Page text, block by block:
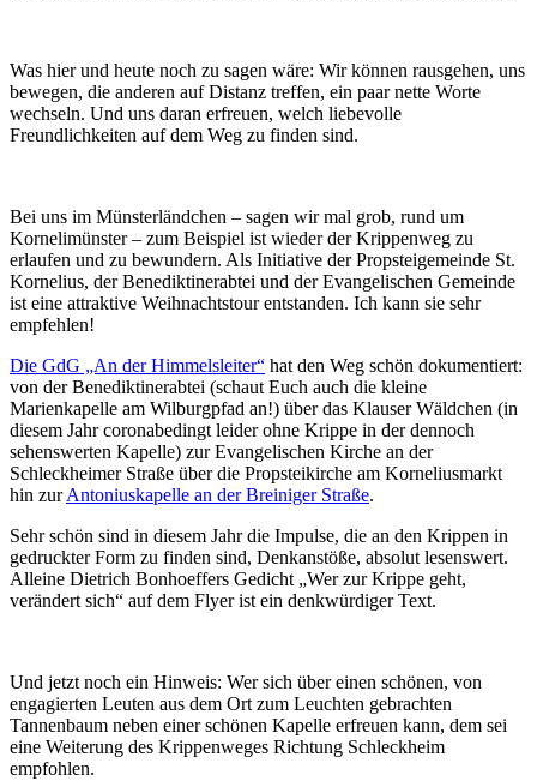
Was hier und heute noch zu sagen wäre: Wir können rausgehen, uns
bewegen, die anderen auf Distanz treffen, ein paar nette Worte
wechseln. Und uns daran erfreuen, welch liebevolle
Freundlichkeiten auf dem Weg zu finden sind.
Bei uns im Münsterländchen – sagen wir mal grob, rund um
Kornelimünster – zum Beispiel ist wieder der Krippenweg zu
erlaufen und zu bewundern. Als Initiative der Propsteigemeinde St.
Kornelius, der Benediktinerabtei und der Evangelischen Gemeinde
ist eine attraktive Weihnachtstour entstanden. Ich kann sie sehr
empfehlen!
Die GdG „An der Himmelsleiter“ hat den Weg schön dokumentiert:
von der Benediktinerabtei (schaut Euch auch die kleine
Marienkapelle am Wilburgpfad an!) über das Klauser Wäldchen (in
diesem Jahr coronabedingt leider ohne Krippe in der dennoch
sehenswerten Kapelle) zur Evangelischen Kirche an der
Schleckheimer Straße über die Propsteikirche am Korneliusmarkt
hin zurAntoniuskapelle an der Breiniger Straße.
Sehr schön sind in diesem Jahr die Impulse, die an den Krippen in
gedruckter Form zu finden sind, Denkanstöße, absolut lesenswert.
Alleine Dietrich Bonhoeffers Gedicht „Wer zur Krippe geht,
verändert sich“ auf dem Flyer ist ein denkwürdiger Text.
Und jetzt noch ein Hinweis: Wer sich über einen schönen, von
engagierten Leuten aus dem Ort zum Leuchten gebrachten
Tannenbaum neben einer schönen Kapelle erfreuen kann, dem sei
eine Weiterung des Krippenweges Richtung Schleckheim
empfohlen.